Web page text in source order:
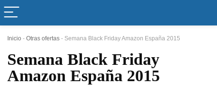
Inicio - Otras ofertas - Semana Black Friday Amazon España 2015
Semana Black Friday
Amazon España 2015